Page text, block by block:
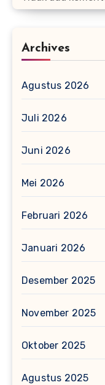
Archives
Agustus 2026
Juli 2026
Juni 2026
Mei 2026
Februari 2026
Januari 2026
Desember 2025
November 2025
Oktober 2025
Agustus 2025